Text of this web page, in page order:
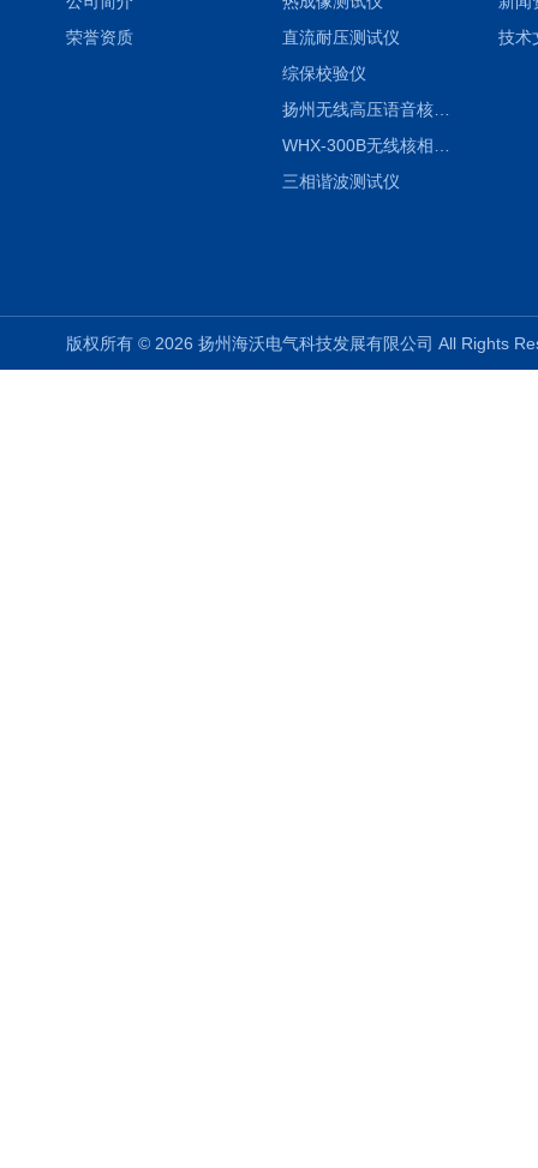
荣誉资质
直流耐压测试仪
综保校验仪
扬州无线高压语音核相仪
三相谐波测试仪
技术
版权所有 © 2026 扬州海沃电气科技发展有限公司 All